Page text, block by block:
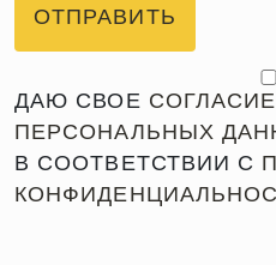
ОТПРАВИТЬ
ДАЮ СВОЕ
ПЕРСОНАЛЬНЫХ
В СООТВЕТСТВИИ С